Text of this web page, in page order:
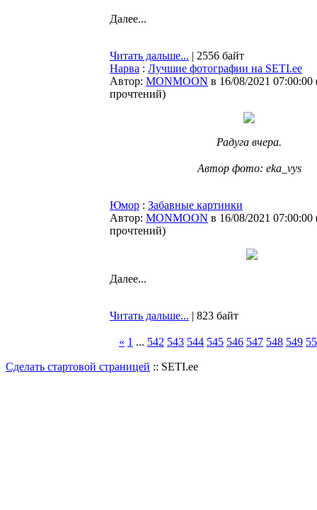
Далее...
Читать дальше... | 2556 байт
Нарва : Лучшие фотографии на SETI.ee
Автор: MONMOON в 16/08/2021 07:00:00
прочтений)
Радуга вчера.
Автор фото: eka_vys
Юмор : Забавные картинки
Автор: MONMOON в 16/08/2021 07:00:00
прочтений)
Далее...
Читать дальше... | 823 байт
« 1 ... 542 543 544 545 546 547 548 549
Сделать стартовой страницей :: SETI.ee